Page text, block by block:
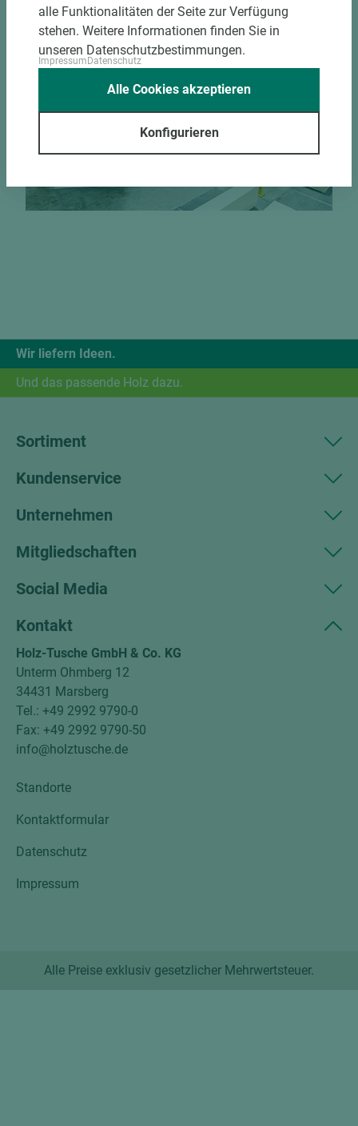
Jetzt Zuschnitt anfragen
Wir liefern Ideen.
Und das passende Holz dazu.
Sortiment
Kundenservice
Unternehmen
Mitgliedschaften
Social Media
Kontakt
Holz-Tusche GmbH & Co. KG
Unterm Ohmberg 12
34431 Marsberg
Tel.: +49 2992 9790-0
Fax: +49 2992 9790-50
info@holztusche.de
Standorte
Kontaktformular
Datenschutz
Impressum
Alle Preise exklusiv gesetzlicher Mehrwertsteuer.
alle Funktionalitäten der Seite zur Verfügung
stehen. Weitere Informationen finden Sie in
unseren Datenschutzbestimmungen.
ImpressumDatenschutz
Konfigurieren
Alle Cookies akzeptieren